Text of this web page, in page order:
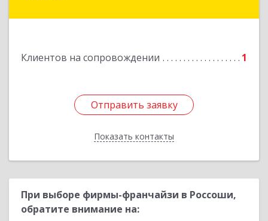
Клиентов на сопровождении 1
Отправить заявку
Показать контакты
Отправить заявку
Назад
При выборе фирмы-франчайзи в Россоши,
обратите внимание на: